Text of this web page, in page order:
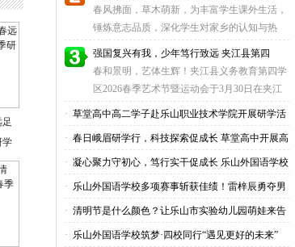
学
春风拂面，草木萌新，为丰富学生课外生活，
锤炼意志品质，深化学生对家乡的认知与热
强国复兴有我，少年笃行致远 夹江县第四
春和景明，艺体生辉！夹江县义务教育第四学
区2026春季艺术节暨运动会于3月30日在夹江
二中操场举行 ...
· 草堂高中高二学子赴乐山职业技术学院开展研学活
动
· 春日峨眉研学行，科技探索促成长 草堂高中开展高
一年级春季研学活动
· 凝心聚力守初心，笃行实干促成长 乐山外国语学校
召开4月初中班主任例会
· 乐山外国语学校多项赛事斩获佳绩！雷梓辰勇夺男
子800米冠军！
· 清明节是什么颜色？让乐山市实验幼儿园萌娃来告
诉你答案
· 乐山外国语学校筑梦·四校同行“遇见更好的未来”